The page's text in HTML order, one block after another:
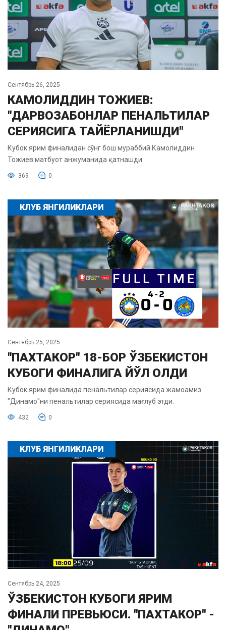
Сентябрь 26, 2025
КАМОЛИДДИН ТОЖИЕВ:
"ДАРВОЗАБОНЛАР ПЕНАЛЬТИЛАР
СЕРИЯСИГА ТАЙЁРЛАНИШДИ"
Кубок ярим финалидан сўнг бош мураббий Камолиддин
Тожиев матбуот анжуманида қатнашди.
369 0
КЛУБ ЯНГИЛИКЛАРИ
Сентябрь 25, 2025
"ПАХТАКОР" 18-БОР ЎЗБЕКИСТОН
КУБОГИ ФИНАЛИГА ЙЎЛ ОЛДИ
Кубок ярим финалида пенальтилар сериясида жамоамиз
"Динамо"ни пенальтилар сериясида мағлуб этди.
432 0
КЛУБ ЯНГИЛИКЛАРИ
Сентябрь 24, 2025
ЎЗБЕКИСТОН КУБОГИ ЯРИМ
ФИНАЛИ ПРЕВЬЮСИ. "ПАХТАКОР" -